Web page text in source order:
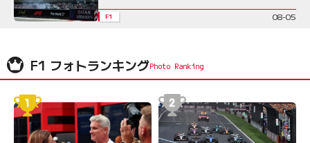
F1 08-05
F1 フォトランキング